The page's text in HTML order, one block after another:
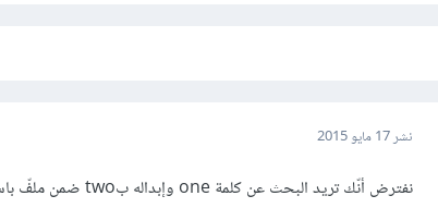
نشر17 مايو 2015